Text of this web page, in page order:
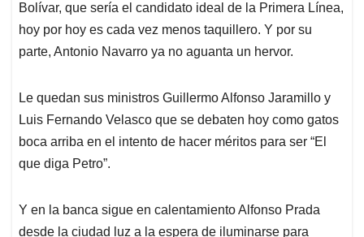
Bolívar, que sería el candidato ideal de la Primera Línea,
hoy por hoy es cada vez menos taquillero. Y por su
parte, Antonio Navarro ya no aguanta un hervor.
Le quedan sus ministros Guillermo Alfonso Jaramillo y
Luis Fernando Velasco que se debaten hoy como gatos
boca arriba en el intento de hacer méritos para ser “El
que diga Petro”.
Y en la banca sigue en calentamiento Alfonso Prada
desde la ciudad luz a la espera de iluminarse para